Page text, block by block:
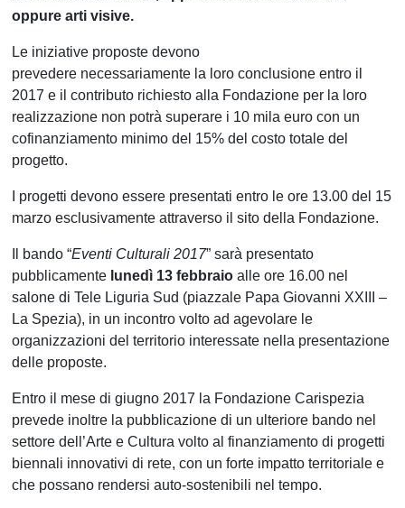
oppure arti visive.
Le iniziative proposte devono
prevedere necessariamente la loro conclusione entro il
2017 e il contributo richiesto alla Fondazione per la loro
realizzazione non potrà superare i 10 mila euro con un
cofinanziamento minimo del 15% del costo totale del
progetto.
I progetti devono essere presentati entro le ore 13.00 del 15
marzo esclusivamente attraverso il sito della Fondazione.
Il bando “Eventi Culturali 2017” sarà presentato
pubblicamente lunedì 13 febbraio alle ore 16.00 nel
salone di Tele Liguria Sud (piazzale Papa Giovanni XXIII –
La Spezia), in un incontro volto ad agevolare le
organizzazioni del territorio interessate nella presentazione
delle proposte.
Entro il mese di giugno 2017 la Fondazione Carispezia
prevede inoltre la pubblicazione di un ulteriore bando nel
settore dell’Arte e Cultura volto al finanziamento di progetti
biennali innovativi di rete, con un forte impatto territoriale e
che possano rendersi auto-sostenibili nel tempo.